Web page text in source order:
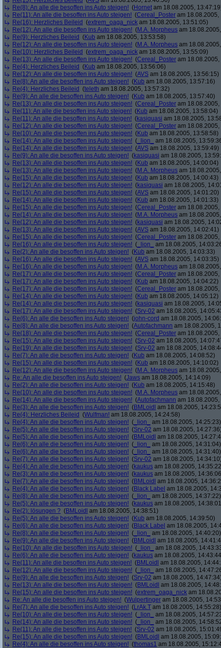
Re(8): An alle die besoffen ins Auto steigen! (Hornet am 18.08.2005,
Re(11): An alle die besoffen ins Auto steigen! (Cereal_Poster am 18.08.2005,
Re(16): Herzliches Beileid (extrem_oaga_nick am 18.08.2005, 13:51:05)
Re(12): An alle die besoffen ins Auto steigen! (M.A. Morpheus am
Re(9): Herzliches Beileid (Kub am 18.08.2005, 13:53:58)
Re(12): An alle die besoffen ins Auto steigen! (M.A. Morpheus am
Re(10): Herzliches Beileid (extrem_oaga_nick am 18.08.2005, 13:55:09)
Re(13): An alle die besoffen ins Auto steigen! (Cereal_Poster am
Re(4): Herzliches Beileid (Kub am 18.08.2005, 13:56:06)
Re(12): An alle die besoffen ins Auto steigen! (AVS am 18.08.2005, 13:56:15)
Re(8): An alle die besoffen ins Auto steigen! (Kub am 18.08.2005, 13:57:16)
Re(4): Herzliches Beileid (teleth am 18.08.2005, 13:57:32)
Re(9): An alle die besoffen ins Auto steigen! (Kub am 18.08.2005, 13:57:40)
Re(13): An alle die besoffen ins Auto steigen! (Cereal_Poster am
Re(11): An alle die besoffen ins Auto steigen! (Kub am 18.08.2005, 13:58:04)
Re(11): An alle die besoffen ins Auto steigen! (kasiquasi am 18.08.2005,
Re(12): An alle die besoffen ins Auto steigen! (Cereal_Poster am
Re(10): An alle die besoffen ins Auto steigen! (Kub am 18.08.2005, 13:58:58)
Re(14): An alle die besoffen ins Auto steigen! ( _lion_
am 18.08.2005,
Re(14): An alle die besoffen ins Auto steigen! (AVS am 18.08.2005, 13:59:49)
Re(9): An alle die besoffen ins Auto steigen! (kasiquasi am 18.08.2005,
Re(13): An alle die besoffen ins Auto steigen! (Kub am 18.08.2005, 14:00:04)
Re(13): An alle die besoffen ins Auto steigen! (M.A. Morpheus am
Re(15): An alle die besoffen ins Auto steigen! (Kub am 18.08.2005, 14:00:43)
Re(12): An alle die besoffen ins Auto steigen! (kasiquasi am 18.08.2005,
Re(15): An alle die besoffen ins Auto steigen! (AVS am 18.08.2005, 14:01:20)
Re(14): An alle die besoffen ins Auto steigen! (Kub am 18.08.2005, 14:01:33)
Re(15): An alle die besoffen ins Auto steigen! (Cereal_Poster am
Re(14): An alle die besoffen ins Auto steigen! (M.A. Morpheus am
Re(12): An alle die besoffen ins Auto steigen! (kasiquasi am 18.08.2005,
Re(13): An alle die besoffen ins Auto steigen! (AVS am 18.08.2005, 14:02:41)
Re(15): An alle die besoffen ins Auto steigen! (Cereal_Poster am
Re(16): An alle die besoffen ins Auto steigen! ( _lion_
am 18.08.2005,
Re(2): An alle die besoffen ins Auto steigen! (Kub am 18.08.2005, 14:03:33)
Re(16): An alle die besoffen ins Auto steigen! (AVS am 18.08.2005, 14:03:35)
Re(16): An alle die besoffen ins Auto steigen! (M.A. Morpheus am
Re(17): An alle die besoffen ins Auto steigen! (Cereal_Poster am
Re(17): An alle die besoffen ins Auto steigen! (Kub am 18.08.2005, 14:04:22)
Re(17): An alle die besoffen ins Auto steigen! (Cereal_Poster am
Re(14): An alle die besoffen ins Auto steigen! (Kub am 18.08.2005, 14:05:12)
Re(14): An alle die besoffen ins Auto steigen! (kasiquasi am 18.08.2005,
Re(17): An alle die besoffen ins Auto steigen! (Srv-02 am 18.08.2005,
Re(6): An alle die besoffen ins Auto steigen! (john-cord am 18.08.2005,
Re(8): An alle die besoffen ins Auto steigen! (Autofachmann am 18.08.2005,
Re(18): An alle die besoffen ins Auto steigen! (Cereal_Poster am
Re(15): An alle die besoffen ins Auto steigen! (Srv-02 am 18.08.2005,
Re(19): An alle die besoffen ins Auto steigen! (Srv-02 am 18.08.2005,
Re(7): An alle die besoffen ins Auto steigen! (Kub am 18.08.2005, 14:08:52)
Re(15): An alle die besoffen ins Auto steigen! (Kub am 18.08.2005, 14:10:02)
Re(12): An alle die besoffen ins Auto steigen! (M.A. Morpheus am
Re: An alle die besoffen ins Auto steigen! (Jaws am 18.08.2005, 14:14:09)
Re(2): An alle die besoffen ins Auto steigen! (Kub am 18.08.2005, 14:15:48)
Re(10): An alle die besoffen ins Auto steigen! (M.A. Morpheus am
Re(14): An alle die besoffen ins Auto steigen! (Autofachmann am
Re(3): An alle die besoffen ins Auto steigen! (BMLoidl am 18.08.2005,
Re(4): Herzliches Beileid (Wulfman! am 18.08.2005, 14:24:58)
Re(4): An alle die besoffen ins Auto steigen! ( _lion_
am 18.08.2005, 14:25:23)
Re(5): An alle die besoffen ins Auto steigen! (Srv-02 am 18.08.2005,
Re(5): An alle die besoffen ins Auto steigen! (BMLoidl am 18.08.2005,
Re(6): An alle die besoffen ins Auto steigen! ( _lion_
am 18.08.2005, 14:31:04)
Re(6): An alle die besoffen ins Auto steigen! ( _lion_
am 18.08.2005, 14:31:40)
Re(7): An alle die besoffen ins Auto steigen! (Srv-02 am 18.08.2005,
Re(4): An alle die besoffen ins Auto steigen! (kaukus am 18.08.2005,
Re(3): An alle die besoffen ins Auto steigen! (kaukus am 18.08.2005,
Re(7): An alle die besoffen ins Auto steigen! (BMLoidl am 18.08.2005,
Re(4): An alle die besoffen ins Auto steigen! (Black Label am 18.08.2005,
Re(8): An alle die besoffen ins Auto steigen! ( _lion_
am 18.08.2005, 14:37:22)
Re(5): An alle die besoffen ins Auto steigen! (kaukus am 18.08.2005,
Re(2): lösungen ? (BMLoidl am 18.08.2005, 14:38:51)
Re(5): An alle die besoffen ins Auto steigen! (Kub am 18.08.2005, 14:39:50)
Re(6): An alle die besoffen ins Auto steigen! (Black Label am 18.08.2005,
Re(8): An alle die besoffen ins Auto steigen! ( _lion_
am 18.08.2005, 14:40:20)
Re(9): An alle die besoffen ins Auto steigen! (BMLoidl am 18.08.2005,
Re(10): An alle die besoffen ins Auto steigen! ( _lion_
am 18.08.2005,
Re(6): An alle die besoffen ins Auto steigen! (kaukus am 18.08.2005,
Re(11): An alle die besoffen ins Auto steigen! (BMLoidl am 18.08.2005,
Re(12): An alle die besoffen ins Auto steigen! ( _lion_
am 18.08.2005,
Re(9): An alle die besoffen ins Auto steigen! (Srv-02 am 18.08.2005,
Re(13): An alle die besoffen ins Auto steigen! (BMLoidl am 18.08.2005,
Re(15): An alle die besoffen ins Auto steigen! (extrem_oaga_nick am
Re: An alle die besoffen ins Auto steigen! (Wulpertinger am 18.08.2005,
Re(7): An alle die besoffen ins Auto steigen! (LrAk.T am 18.08.2005, 14:55:28)
Re(10): An alle die besoffen ins Auto steigen! ( _lion_
am 18.08.2005,
Re(14): An alle die besoffen ins Auto steigen! ( _lion_
am 18.08.2005,
Re(11): An alle die besoffen ins Auto steigen! (Srv-02 am 18.08.2005,
Re(15): An alle die besoffen ins Auto steigen! (BMLoidl am 18.08.2005,
Re(4): An alle die besoffen ins Auto steigen! (thomas1 am 18.08.2005,